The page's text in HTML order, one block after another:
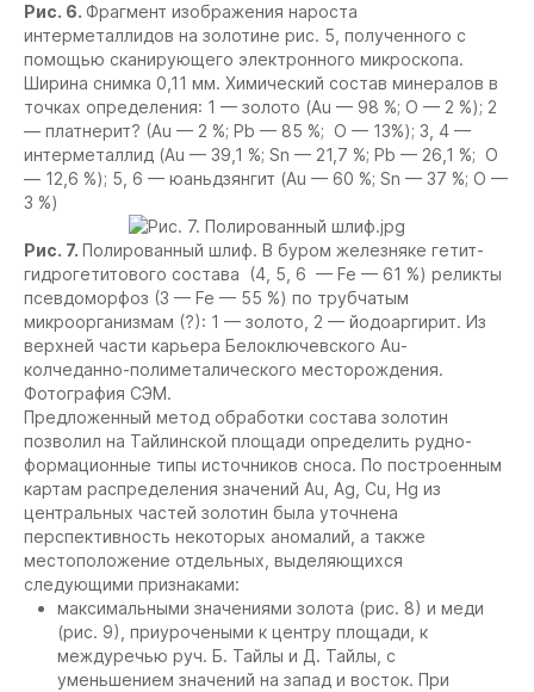
Рис. 6. Фрагмент изображения нароста
интерметаллидов на золотине рис. 5, полученного с
помощью сканирующего электронного микроскопа.
Ширина снимка 0,11 мм. Химический состав минералов в
точках определения: 1 — золото (Au — 98 %; O — 2 %); 2
— платнерит? (Au — 2 %; Pb — 85 %; O — 13%); 3, 4 —
интерметаллид (Au — 39,1 %; Sn — 21,7 %; Pb — 26,1 %; O
— 12,6 %); 5, 6 — юаньдзянгит (Au — 60 %; Sn — 37 %; O —
3 %)
Рис. 7. Полированный шлиф. В буром железняке гетит-
гидрогетитового состава (4, 5, 6 — Fe — 61 %) реликты
псевдоморфоз (3 — Fe — 55 %) по трубчатым
микроорганизмам (?): 1 — золото, 2 — йодоаргирит. Из
верхней части карьера Белоключевского Au-
колчеданно-полиметалического месторождения.
Фотография СЭМ.
Предложенный метод обработки состава золотин
позволил на Тайлинской площади определить рудно-
формационные типы источников сноса. По построенным
картам распределения значений Au, Ag, Cu, Hg из
центральных частей золотин была уточнена
перспективность некоторых аномалий, а также
местоположение отдельных, выделяющихся
следующими признаками:
максимальными значениями золота (рис. 8) и меди
(рис. 9), приурочеными к центру площади, к
междуречью руч. Б. Тайлы и Д. Тайлы, с
уменьшением значений на запад и восток. При